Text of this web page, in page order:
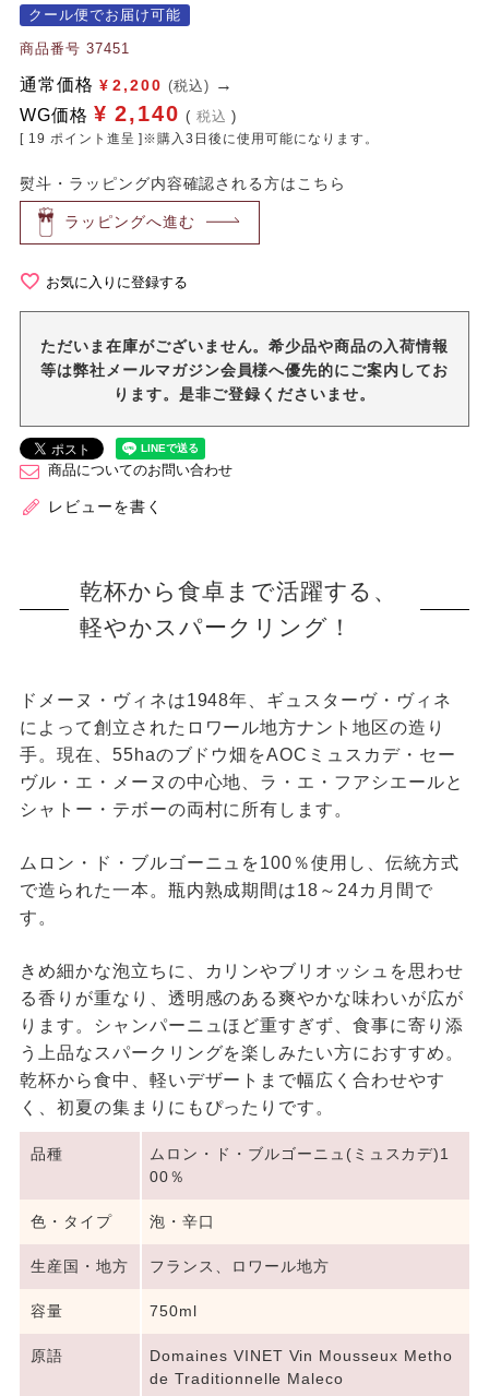
クール便でお届け可能
商品番号 37451
通常価格 ¥ 2,200 (税込)
WG価格 ¥ 2,140 税込
[ 19 ポイント進呈 ]※購入3日後に使用可能になります。
熨斗・ラッピング内容確認される方はこちら
ラッピングへ進む
お気に入りに登録する
ただいま在庫がございません。希少品や商品の入荷情報
等は弊社メールマガジン会員様へ優先的にご案内してお
ります。是非ご登録くださいませ。
商品についてのお問い合わせ
レビューを書く
乾杯から食卓まで活躍する、
軽やかスパークリング！
ドメーヌ・ヴィネは1948年、ギュスターヴ・ヴィネ
によって創立されたロワール地方ナント地区の造り
手。現在、55haのブドウ畑をAOCミュスカデ・セー
ヴル・エ・メーヌの中心地、ラ・エ・フアシエールと
シャトー・テボーの両村に所有します。
ムロン・ド・ブルゴーニュを100％使用し、伝統方式
で造られた一本。瓶内熟成期間は18～24カ月間で
す。
きめ細かな泡立ちに、カリンやブリオッシュを思わせ
る香りが重なり、透明感のある爽やかな味わいが広が
ります。シャンパーニュほど重すぎず、食事に寄り添
う上品なスパークリングを楽しみたい方におすすめ。
乾杯から食中、軽いデザートまで幅広く合わせやす
く、初夏の集まりにもぴったりです。
品種
ムロン・ド・ブルゴーニュ(ミュスカデ)1
00％
色・タイプ 泡・辛口
生産国・地方 フランス、ロワール地方
容量 750ml
原語
Domaines VINET Vin Mousseux Metho
de Traditionnelle Maleco